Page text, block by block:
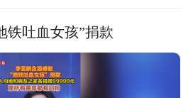
铁吐血女孩”捐款